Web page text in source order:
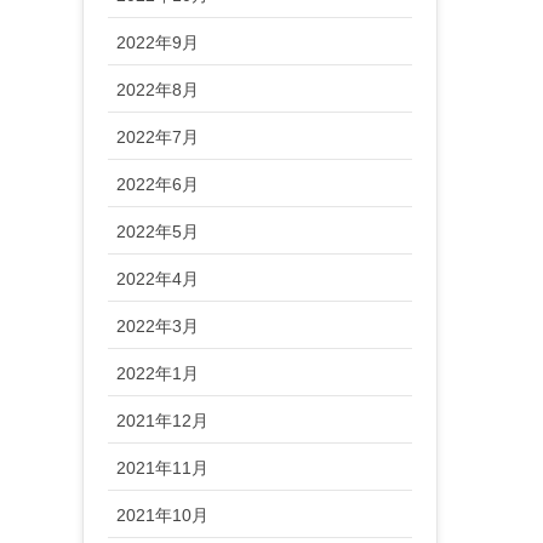
2022年9月
2022年8月
2022年7月
2022年6月
2022年5月
2022年4月
2022年3月
2022年1月
2021年12月
2021年11月
2021年10月